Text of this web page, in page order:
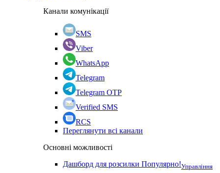
Канали комунікації
SMS
Viber
WhatsApp
Telegram
Telegram OTP
Verified SMS
RCS
Переглянути всі канали
Основні можливості
Дашборд для розсилки Популярно!Управління